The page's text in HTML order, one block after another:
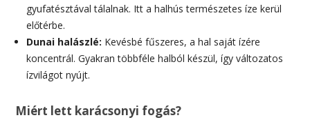
gyufatésztával tálalnak. Itt a halhús természetes íze kerül
előtérbe.
Dunai halászlé: Kevésbé fűszeres, a hal saját ízére
koncentrál. Gyakran többféle halból készül, így változatos
ízvilágot nyújt.
Miért lett karácsonyi fogás?